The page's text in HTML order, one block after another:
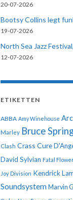
20-07-2026
Bootsy Collins legt
19-07-2026
North Sea Jazz
12-07-2026
ETIKETTEN
ABBA Amy Winehouse
Marley Bruce
Clash Crass Cure
David Sylvian Fatal
Joy Division Kendrick
Soundsystem Marvin